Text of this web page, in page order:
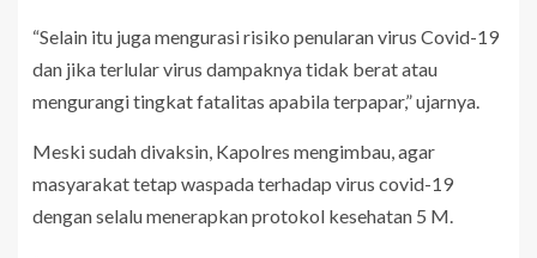
“Selain itu juga mengurasi risiko penularan virus Covid-19
dan jika terlular virus dampaknya tidak berat atau
mengurangi tingkat fatalitas apabila terpapar,” ujarnya.
Meski sudah divaksin, Kapolres mengimbau, agar
masyarakat tetap waspada terhadap virus covid-19
dengan selalu menerapkan protokol kesehatan 5 M.